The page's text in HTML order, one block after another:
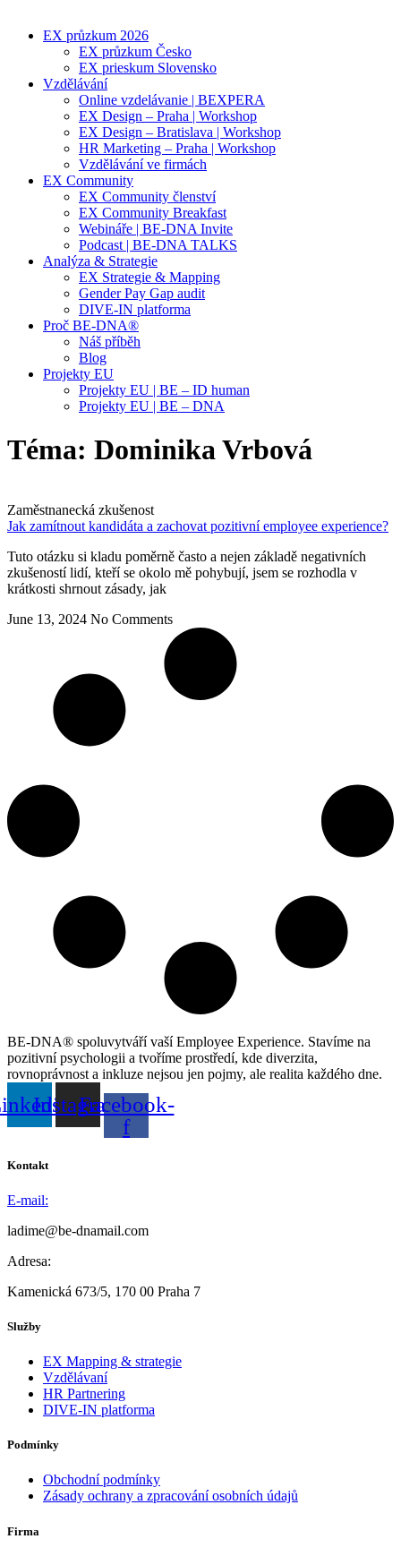
EX průzkum 2026
EX průzkum Česko
EX prieskum Slovensko
Vzdělávání
Online vzdelávanie | BEXPERA
EX Design – Praha | Workshop
EX Design – Bratislava | Workshop
HR Marketing – Praha | Workshop
Vzdělávání ve firmách
EX Community
EX Community členství
EX Community Breakfast
Webináře | BE-DNA Invite
Podcast | BE-DNA TALKS
Analýza & Strategie
EX Strategie & Mapping
Gender Pay Gap audit
DIVE-IN platforma
Proč BE-DNA®
Náš příběh
Blog
Projekty EU
Projekty EU | BE – ID human
Projekty EU | BE – DNA
Téma: Dominika Vrbová
Zaměstnanecká zkušenost
Jak zamítnout kandidáta a zachovat pozitivní employee experience?
Tuto otázku si kladu poměrně často a nejen základě negativních
zkušeností lidí, kteří se okolo mě pohybují, jsem se rozhodla v
krátkosti shrnout zásady, jak
June 13, 2024 No Comments
BE-DNA® spoluvytváří vaší Employee Experience. Stavíme na
pozitivní psychologii a tvoříme prostředí, kde diverzita,
rovnoprávnost a inkluze nejsou jen pojmy, ale realita každého dne.
InstagramFacebook-
f
Kontakt
E-mail:
ladime@be-dnamail.com
Adresa:
Kamenická 673/5, 170 00 Praha 7
Služby
EX Mapping & strategie
Vzdělávaní
HR Partnering
DIVE-IN platforma
Podmínky
Obchodní podmínky
Zásady ochrany a zpracování osobních údajů
Firma